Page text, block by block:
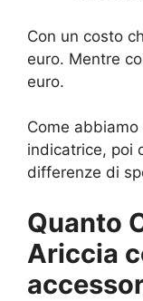
Con un costo
euro. Mentre
euro.
Come
indicatrice, poi
differenze di
Quanto
Ariccia